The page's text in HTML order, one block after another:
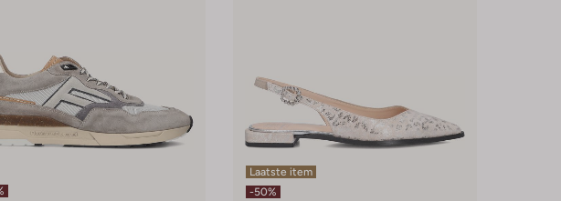
Laatste item
-50%